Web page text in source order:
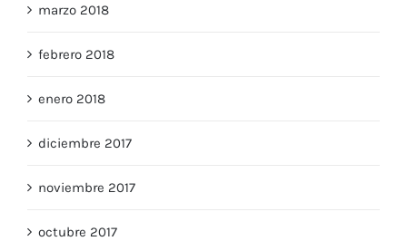
marzo 2018
febrero 2018
enero 2018
diciembre 2017
noviembre 2017
octubre 2017